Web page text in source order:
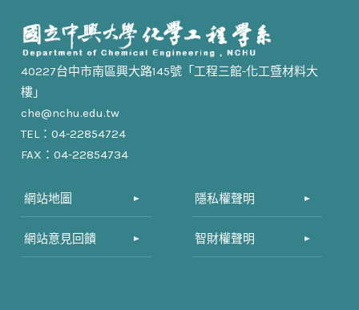
40227台中市南區興大路145號「工程三館-化工暨材料大
樓」
che@nchu.edu.tw
TEL：04-22854724
FAX：04-22854734
網站地圖
網站意見回饋
隱私權聲明
智財權聲明